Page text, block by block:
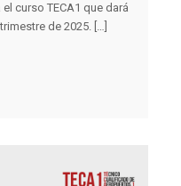
curso TECA1 que dará
de 2025.[…]